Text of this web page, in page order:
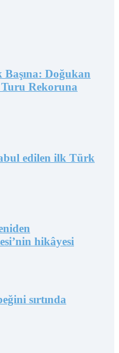
Başına: Doğukan
Rekoruna
edilen ilk Türk
hikâyesi
sırtında